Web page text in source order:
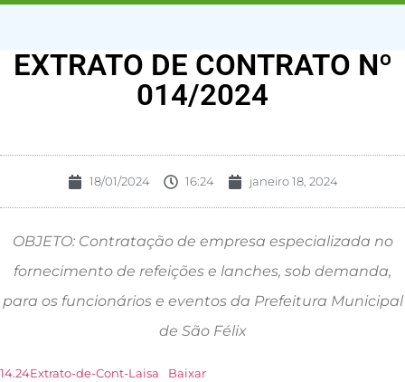
EXTRATO DE CONTRATO Nº
014/2024
18/01/2024 16:24 janeiro 18, 2024
OBJETO: Contratação de empresa especializada no
fornecimento de refeições e lanches, sob demanda,
para os funcionários e eventos da Prefeitura Municipal
de São Félix
14.24Extrato-de-Cont-Laisa Baixar